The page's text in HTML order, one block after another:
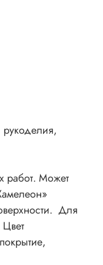
работ. Может
Для